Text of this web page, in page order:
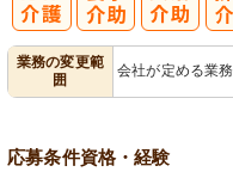
業務の変更範
囲
会社が定める業務
応募条件資格・経験